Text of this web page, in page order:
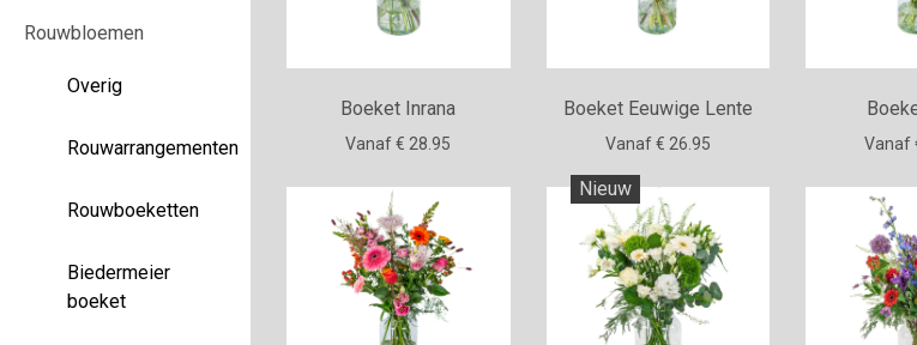
Rouwbloemen
Overig
Rouwarrangementen
Rouwboeketten
Biedermeier
boeket
Boeket Inrana
Vanaf € 28.95
Boeket Eeuwige Lente
Vanaf € 26.95 Vanaf
Nieuw